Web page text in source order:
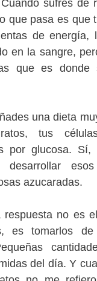
sufres de
que pasa es que
de energía,
en la sangre,
que es donde
una dieta
tus
por glucosa. Sí,
desarrollar
azucaradas.
no es
es tomarlos
del día. Y